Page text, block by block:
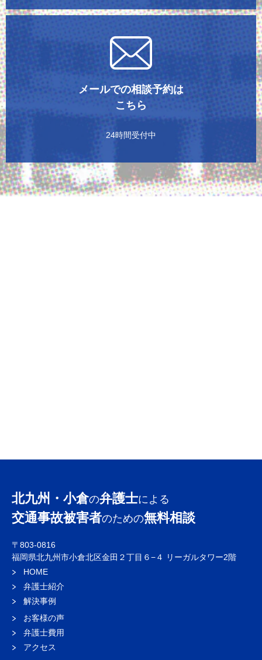
メールでの相談予約は
こちら
24時間受付中
北九州・小倉の弁護士による
交通事故被害者のための無料相談
〒803-0816
福岡県北九州市小倉北区金田２丁目６−４ リーガルタワー2階
HOME
弁護士紹介
解決事例
お客様の声
弁護士費用
アクセス